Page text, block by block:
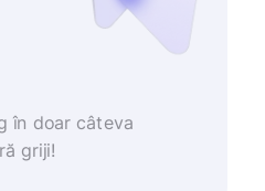
în doar câteva
griji!